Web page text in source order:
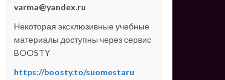
varma@yandex.ru
Некоторая эксклюзивные учебные
материалы доступны через сервис
BOOSTY
https://boosty.to/suomestaru